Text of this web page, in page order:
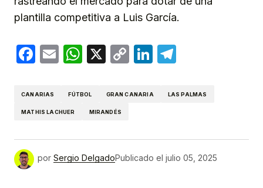
plantilla competitiva a Luis García.
Facebook
EmailWhatsApp
X
CopyLinkedIn
CANARIAS FÚTBOL GRAN CANARIA LAS PALMAS
MATHIS LACHUER MIRANDÉS
por Sergio DelgadoPublicado el julio 05, 2025